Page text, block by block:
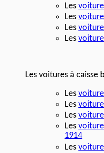
Les
Les
Les
Les
Les voitures à caisse
Les
Les
Les
Les
1914
Les